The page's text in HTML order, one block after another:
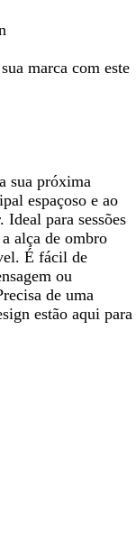
marca com este
sua próxima
espaçoso e ao
para sessões
alça de ombro
É fácil de
ou
de uma
estão aqui para